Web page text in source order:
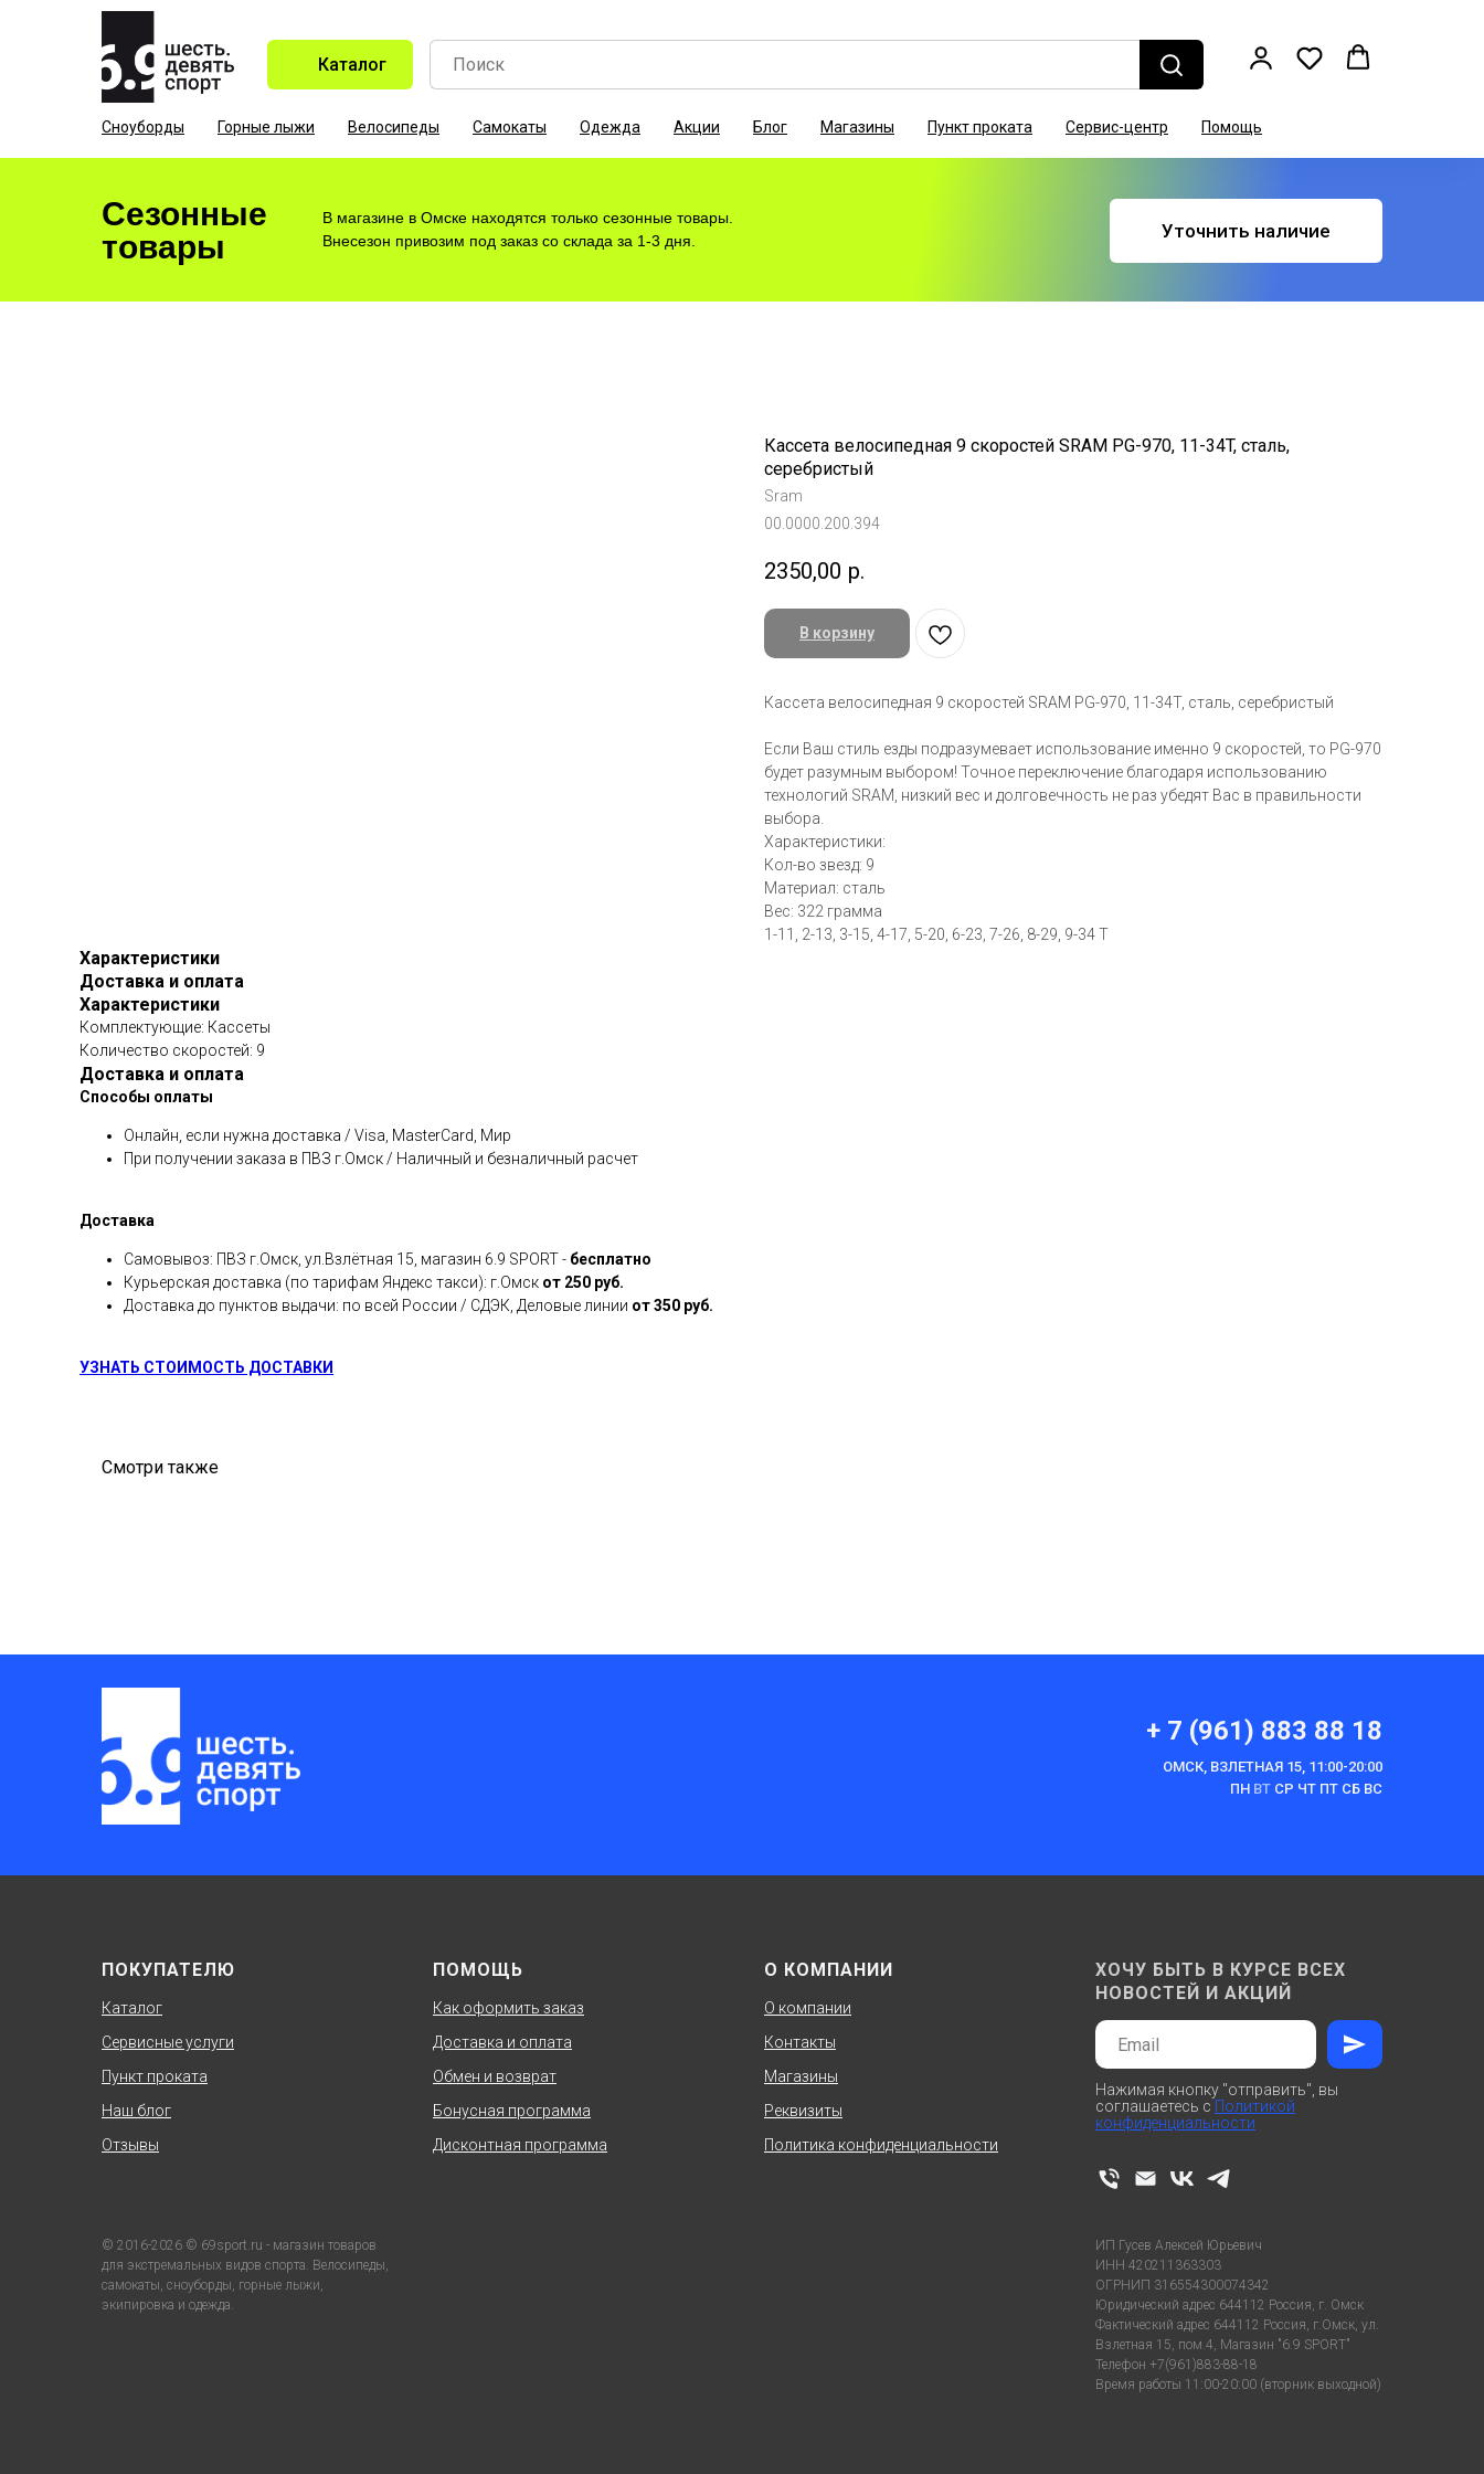
Каталог
Сноуборды Горные лыжи Велосипеды Самокаты Одежда Акции Блог Магазины Пункт проката Сервис-центр Помощь
Сезонные
товары
В магазине в Омске находятся только сезонные товары.
Внесезон привозим под заказ со склада за 1-3 дня.
Уточнить наличие
Кассета велосипедная 9 скоростей SRAM PG-970, 11-34T, сталь,
серебристый
Sram
00.0000.200.394
2350,00 р.
В корзину
Кассета велосипедная 9 скоростей SRAM PG-970, 11-34T, сталь, серебристый
Если Ваш стиль езды подразумевает использование именно 9 скоростей, то PG-970
будет разумным выбором! Точное переключение благодаря использованию
технологий SRAM, низкий вес и долговечность не раз убедят Вас в правильности
выбора.
Характеристики:
Кол-во звезд: 9
Материал: сталь
Вес: 322 грамма
1-11, 2-13, 3-15, 4-17, 5-20, 6-23, 7-26, 8-29, 9-34 Т
Характеристики
Доставка и оплата
Характеристики
Комплектующие: Кассеты
Количество скоростей: 9
Доставка и оплата
Способы оплаты
Онлайн, если нужна доставка / Visa, MasterCard, Мир
При получении заказа в ПВЗ г.Омск / Наличный и безналичный расчет
Доставка
Самовывоз: ПВЗ г.Омск, ул.Взлётная 15, магазин 6.9 SPORT - бесплатно
Курьерская доставка (по тарифам Яндекс такси): г.Омск от 250 руб.
Доставка до пунктов выдачи: по всей России / СДЭК, Деловые линии от 350 руб.
УЗНАТЬ СТОИМОСТЬ ДОСТАВКИ
Смотри также
+ 7 (961) 883 88 18
ОМСК, ВЗЛЕТНАЯ 15, 11:00-20:00
ПН ВТ СР ЧТ ПТ СБ ВС
ПОКУПАТЕЛЮ
Каталог
Сервисные услуги
Пункт проката
Наш блог
Отзывы
ПОМОЩЬ
Как оформить заказ
Доставка и оплата
Обмен и возврат
Бонусная программа
Дисконтная программа
О КОМПАНИИ
О компании
Контакты
Магазины
Реквизиты
Политика конфиденциальности
ХОЧУ БЫТЬ В КУРСЕ ВСЕХ
НОВОСТЕЙ И АКЦИЙ
Нажимая кнопку "отправить", вы
соглашаетесь с Политикой
конфиденциальности
© 2016-2026 © 69sport.ru - магазин товаров
для экстремальных видов спорта. Велосипеды,
самокаты, сноуборды, горные лыжи,
экипировка и одежда.
ИП Гусев Алексей Юрьевич
ИНН 420211363303
ОГРНИП 316554300074342
Юридический адрес 644112 Россия, г. Омск
Фактический адрес 644112 Россия, г.Омск, ул.
Взлетная 15, пом.4, Магазин "6.9 SPORT"
Телефон +7(961)883-88-18
Время работы 11:00-20:00 (вторник выходной)